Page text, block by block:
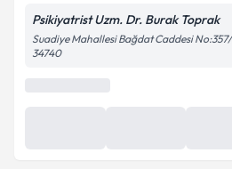
Psikiyatrist Uzm. Dr. Burak Toprak
Suadiye Mahallesi Bağdat Caddesi
34740